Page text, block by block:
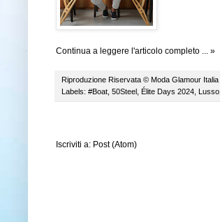
Continua a leggere l'articolo completo ... »
Riproduzione Riservata © Moda Glamour Italia
Labels: #Boat 50Steel Élite Days 2024 Lusso
Iscriviti a: Post (Atom)